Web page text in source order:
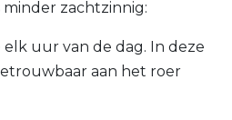
zachtzinnig:
uur van de dag. In deze
aan het roer